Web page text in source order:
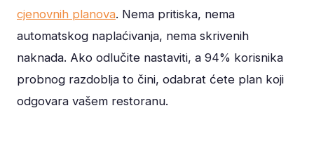
cjenovnih planova. Nema pritiska, nema
automatskog naplaćivanja, nema skrivenih
naknada. Ako odlučite nastaviti, a 94% korisnika
probnog razdoblja to čini, odabrat ćete plan koji
odgovara vašem restoranu.